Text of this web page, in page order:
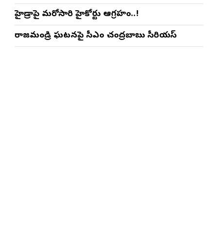
హైడ్రాపై మరోసారి హైకోర్టు ఆగ్రహం..!
రాజమండ్రి ఘటనపై సీఎం చంద్రబాబు సీరియస్